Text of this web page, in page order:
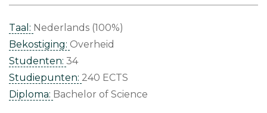
Taal: Nederlands (100%)
Bekostiging: Overheid
Studenten: 34
Studiepunten: 240 ECTS
Diploma: Bachelor of Science